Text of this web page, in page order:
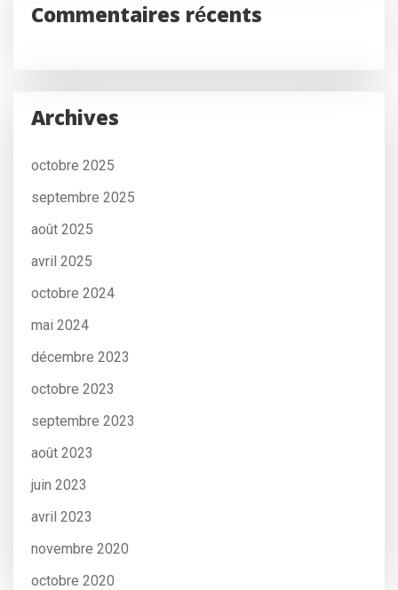
Commentaires récents
Archives
octobre 2025
septembre 2025
août 2025
avril 2025
octobre 2024
mai 2024
décembre 2023
octobre 2023
septembre 2023
août 2023
juin 2023
avril 2023
novembre 2020
octobre 2020